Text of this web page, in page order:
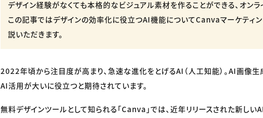
デザイン経験がなくても本格的なビジュアル素材を作ることができる、オンラ
この記事ではデザインの効率化に役立つAI機能についてCanvaマーケティ
説いただきます。
2022年頃から注目度が高まり、急速な進化をとげるAI（人工知能）。AI画像生
AI活用が大いに役立つと期待されています。
無料デザインツールとして知られる「Canva」では、近年リリースされた新し